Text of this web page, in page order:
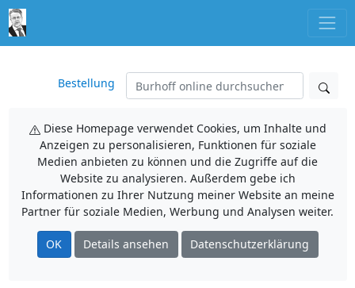
Bestellung
Diese Homepage verwendet Cookies, um Inhalte und
Anzeigen zu personalisieren, Funktionen für soziale
Medien anbieten zu können und die Zugriffe auf die
Website zu analysieren. Außerdem gebe ich
Informationen zu Ihrer Nutzung meiner Website an meine
Partner für soziale Medien, Werbung und Analysen weiter.
OK Details ansehen Datenschutzerklärung